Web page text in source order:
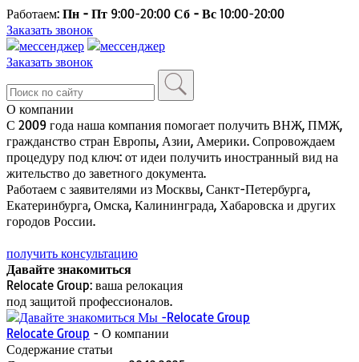
Работаем: Пн - Пт 9:00-20:00 Сб - Вс 10:00-20:00
Заказать звонок
Заказать звонок
О компании
С 2009 года наша компания помогает получить ВНЖ, ПМЖ,
гражданство стран Европы, Азии, Америки. Сопровождаем
процедуру под ключ: от идеи получить иностранный вид на
жительство до заветного документа.
Работаем с заявителями из Москвы, Санкт-Петербурга,
Екатеринбурга, Омска, Калининграда, Хабаровска и других
городов России.
получить консультацию
Давайте знакомиться
Relocate Group: ваша релокация
под защитой профессионалов.
Relocate Group - О компании
Содержание статьи